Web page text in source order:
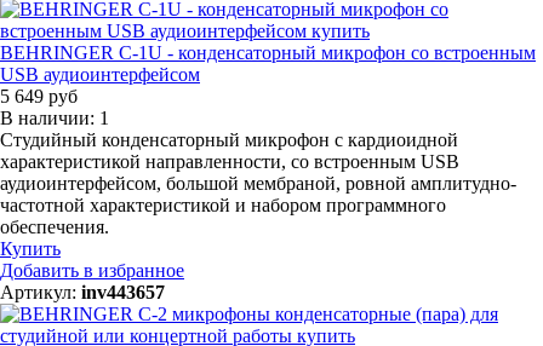
BEHRINGER C-1U - конденсаторный микрофон со встроенным
USB аудиоинтерфейсом
5 649 руб
В наличии: 1
Студийный конденсаторный микрофон с кардиоидной
характеристикой направленности, со встроенным USB
аудиоинтерфейсом, большой мембраной, ровной амплитудно-
частотной характеристикой и набором программного
обеспечения.
Купить
Добавить в избранное
Артикул: inv443657